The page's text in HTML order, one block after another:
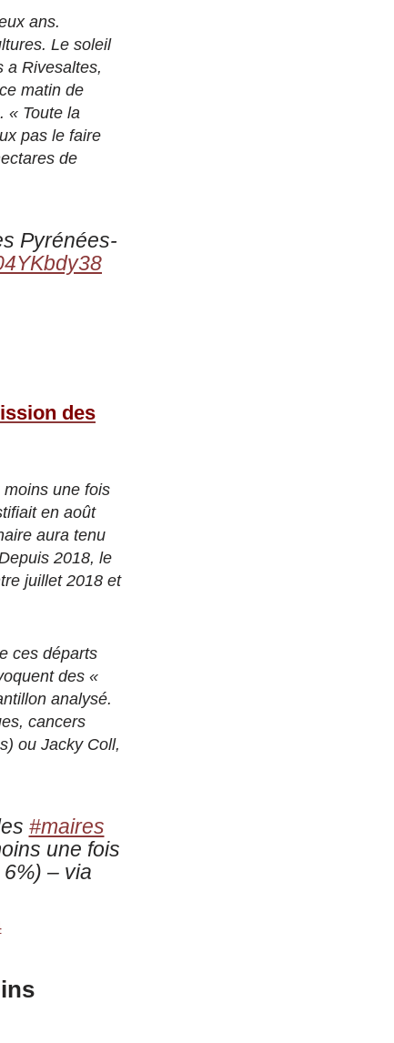
ans.
Le soleil
a Rivesaltes,
matin de
« Toute la
pas le faire
de
Pyrénées-
des
moins une fois
en août
aura tenu
2018, le
juillet 2018 et
ces départs
des «
analysé.
cancers
ou Jacky Coll,
#maires
une fois
– via